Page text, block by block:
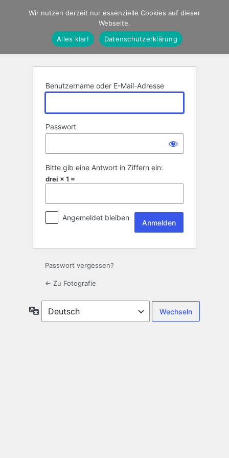
Anmelden
Benutzername oder E-Mail-Adresse
Passwort
Bitte gib eine Antwort in Ziffern ein:
drei × 1 =
Angemeldet bleiben
Passwort vergessen?
← Zu Fotografie
Sprache
Wir nutzen derzeit nur essenzielle Cookies auf dieser
Webseite.
Alles klar!
Datenschutzerklärung